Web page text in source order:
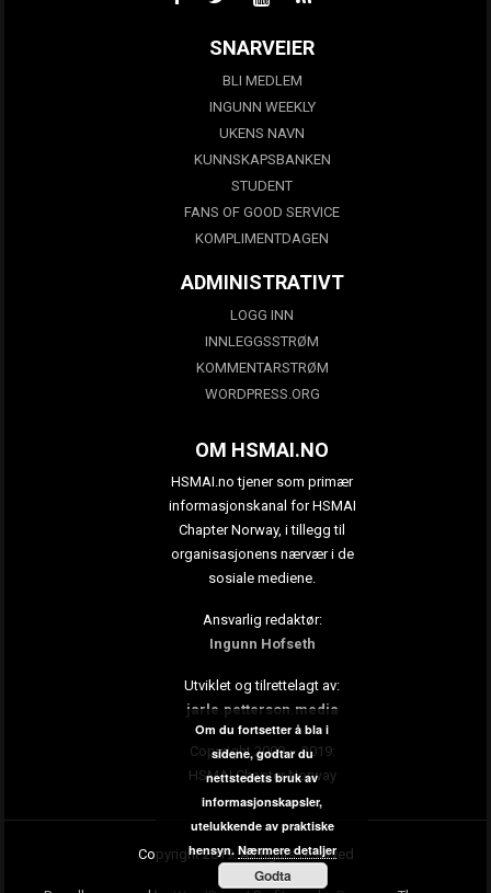
SNARVEIER
BLI MEDLEM
INGUNN WEEKLY
UKENS NAVN
KUNNSKAPSBANKEN
STUDENT
FANS OF GOOD SERVICE
KOMPLIMENTDAGEN
ADMINISTRATIVT
LOGG INN
INNLEGGSSTRØM
KOMMENTARSTRØM
WORDPRESS.ORG
OM HSMAI.NO
HSMAI.no tjener som primær
informasjonskanal for HSMAI
Chapter Norway, i tillegg til
organisasjonens nærvær i de
sosiale mediene.
Ansvarlig redaktør:
Ingunn Hofseth
Utviklet og tilrettelagt av:
jarle.petterson.media
Copyright 2009 – 2019:
HSMAI Chapter Norway
Copyright 2019. All rights reserved
Om du fortsetter å bla i
sidene, godtar du
nettstedets bruk av
informasjonskapsler,
utelukkende av praktiske
hensyn. Nærmere detaljer
Godta